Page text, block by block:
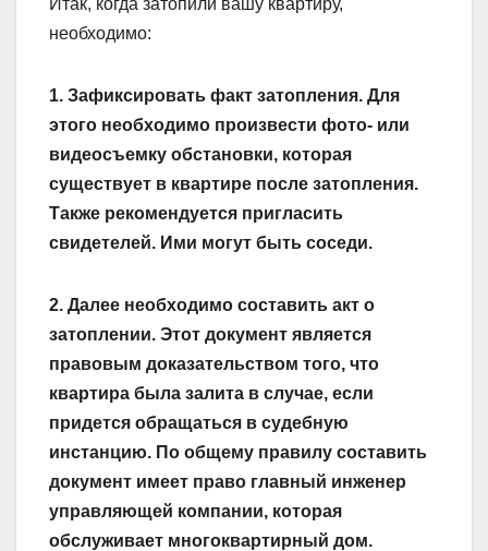
необходимо:
1. Зафиксировать факт затопления. Для
этого необходимо произвести фото- или
видео­съемку обстановки, которая
существует в квартире после затопления.
Также рекомендуется пригласить
свидетелей. Ими могут быть соседи.
2. Далее необходимо составить акт о
затоплении. Этот документ является
правовым доказательством того, что
квартира была залита в случае, если
придется обращаться в судебную
инстанцию. По общему правилу составить
документ имеет право главный инженер
управляющей компании, которая
обслуживает многоквартирный дом.